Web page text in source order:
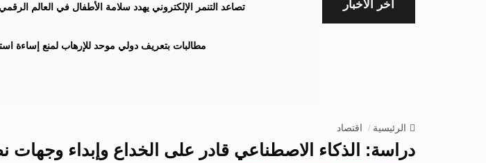
آخر الأخبار تصاعد التنمر الإلكتروني يهدد سلامة الأطفال في العالم الرقمي
مطالبات بتعريف دولي موحد للإرهاب لمنع إساءة
الرئيسية اقتصاد
دراسة: الذكاء الاصطناعي قادر على الخداع وإبداء وجهات